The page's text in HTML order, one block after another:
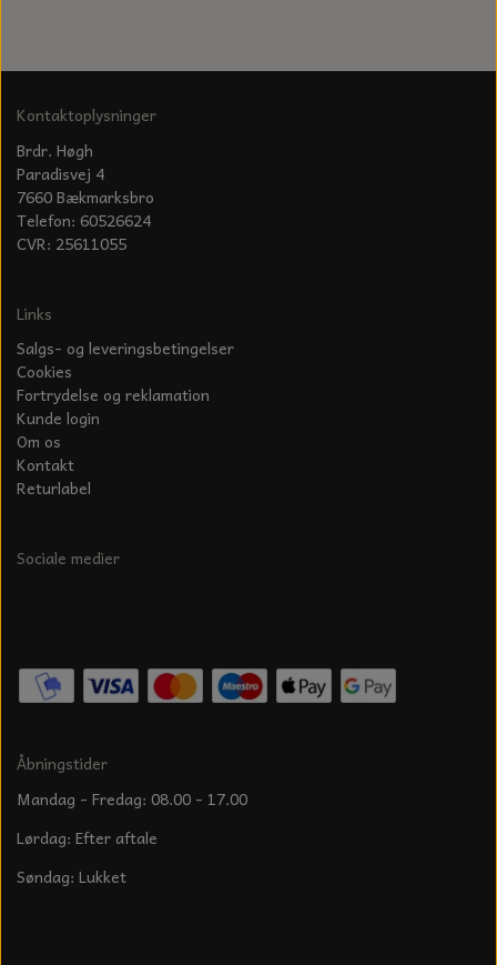
Kontaktoplysninger
Brdr. Høgh
Paradisvej 4
7660 Bækmarksbro
Telefon: 60526624
CVR: 25611055
Links
Salgs- og leveringsbetingelser
Cookies
Fortrydelse og reklamation
Kunde login
Om os
Kontakt
Returlabel
Sociale medier
Åbningstider
Mandag - Fredag: 08.00 - 17.00
Lørdag: Efter aftale
Søndag: Lukket